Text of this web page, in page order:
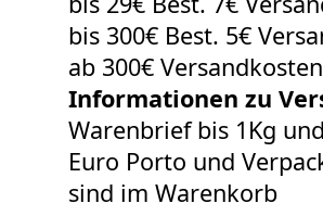
bis 300€ Best. 5€
ab 300€
Informationen zu
Warenbrief bis 1Kg
Euro Porto und
sind im Warenkorb